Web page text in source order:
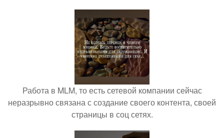
Работа в MLM, то есть сетевой компании сейчас
неразрывно связана с создание своего контента, своей
страницы в соц сетях.